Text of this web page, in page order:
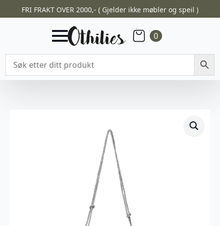
FRI FRAKT OVER 2000,- ( Gjelder ikke møbler og speil )
0